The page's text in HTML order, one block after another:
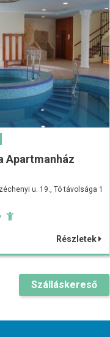
Apartmanház
u. 19., Tó távolsága 1
Részletek
Szálláskereső